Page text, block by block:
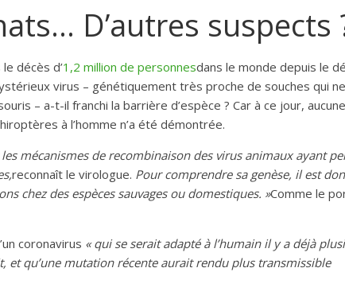
D’autres suspects
décès d’1,2 million de personnesdans le monde depuis le
virus – génétiquement très proche de souches qui
– a-t-il franchi la barrière d’espèce ? Car à ce jour, aucune
à l’homme n’a été démontrée.
les mécanismes de recombinaison des virus animaux ayant
reconnaît le virologue. Pour comprendre sa genèse, il est
chez des espèces sauvages ou domestiques. »Comme le
coronavirus « qui se serait adapté à l’humain il y a déjà
et qu’une mutation récente aurait rendu plus transmissible